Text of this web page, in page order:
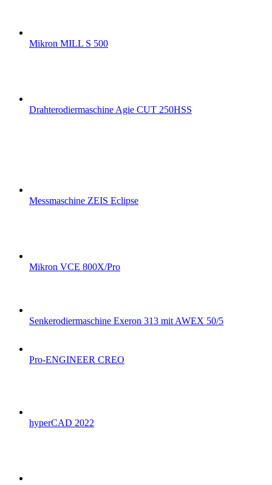
Mikron MILL S 500
Drahterodiermaschine Agie CUT 250HSS
Messmaschine ZEIS Eclipse
Mikron VCE 800X/Pro
Senkerodiermaschine Exeron 313 mit AWEX 50/5
Pro-ENGINEER CREO
hyperCAD 2022